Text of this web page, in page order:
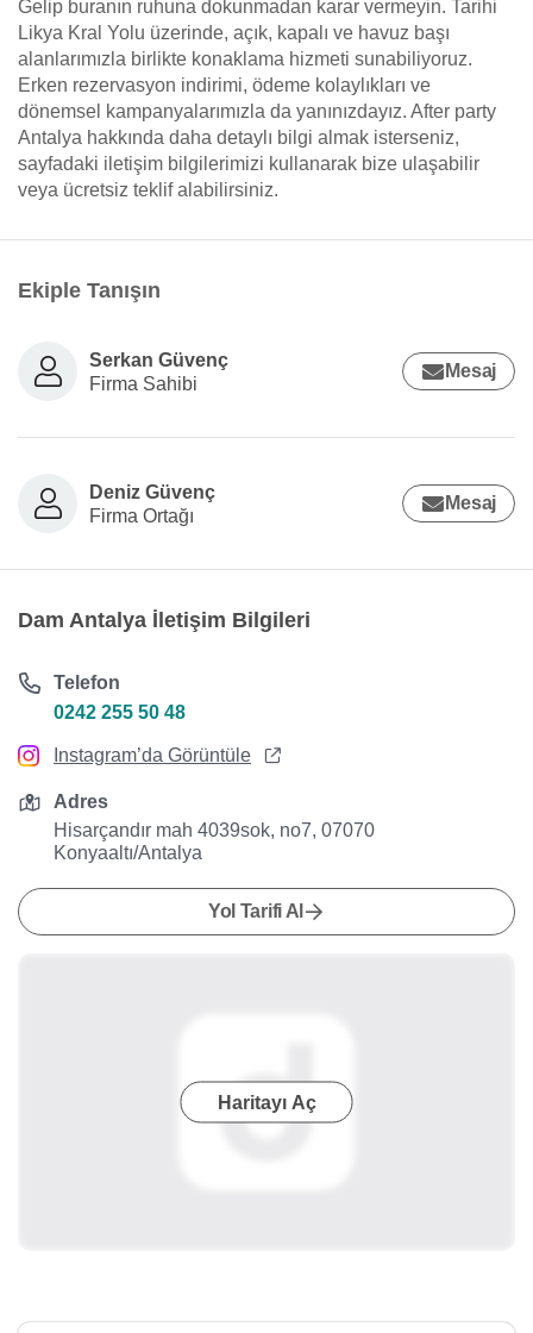
Gelip buranın ruhuna dokunmadan karar vermeyin. Tarihi
Likya Kral Yolu üzerinde, açık, kapalı ve havuz başı
alanlarımızla birlikte konaklama hizmeti sunabiliyoruz.
Erken rezervasyon indirimi, ödeme kolaylıkları ve
dönemsel kampanyalarımızla da yanınızdayız. After party
Antalya hakkında daha detaylı bilgi almak isterseniz,
sayfadaki iletişim bilgilerimizi kullanarak bize ulaşabilir
veya ücretsiz teklif alabilirsiniz.
Ekiple Tanışın
Serkan Güvenç
Firma Sahibi
Mesaj
Deniz Güvenç
Firma Ortağı
Mesaj
Dam Antalya İletişim Bilgileri
Telefon
0242 255 50 48
Instagram’da Görüntüle
Adres
Hisarçandır mah 4039sok, no7, 07070
Konyaaltı/Antalya
Yol Tarifi Al
Haritayı Aç